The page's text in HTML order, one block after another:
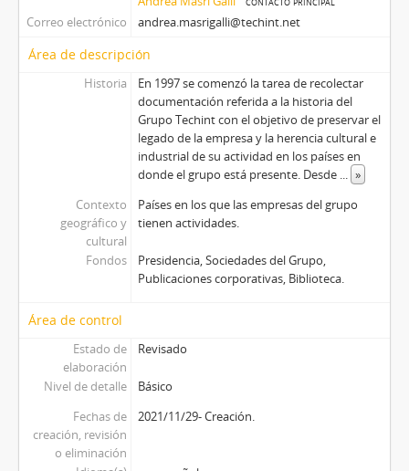
Correo electrónico
andrea.masrigalli@techint.net
Área de descripción
Historia
En 1997 se comenzó la tarea de recolectar
documentación referida a la historia del
Grupo Techint con el objetivo de preservar el
legado de la empresa y la herencia cultural e
industrial de su actividad en los países en
donde el grupo está presente. Desde ... »
Contexto
geográfico y
cultural
Países en los que las empresas del grupo
tienen actividades.
Fondos
Presidencia, Sociedades del Grupo,
Publicaciones corporativas, Biblioteca.
Área de control
Estado de
elaboración
Revisado
Nivel de detalle
Básico
Fechas de
creación, revisión
o eliminación
2021/11/29- Creación.